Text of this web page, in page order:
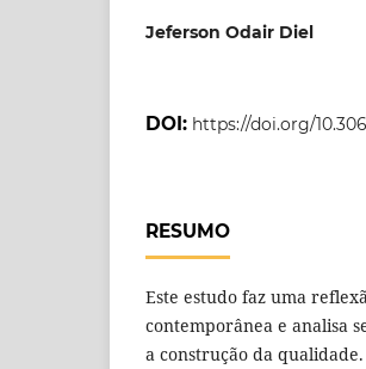
Jeferson Odair Diel
DOI: https://doi.org/
RESUMO
Este estudo faz uma
contemporânea e analisa
a construção da